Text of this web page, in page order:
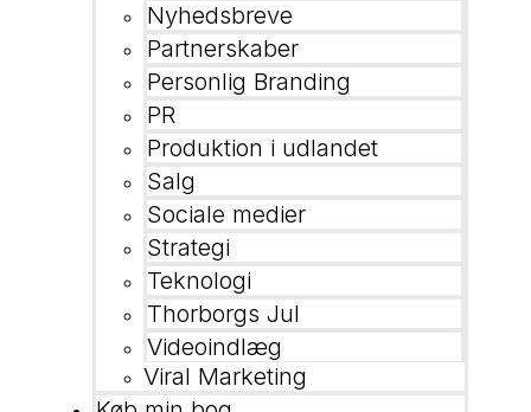
Nyhedsbreve
Partnerskaber
Personlig Branding
PR
Produktion i udlandet
Salg
Sociale medier
Strategi
Teknologi
Thorborgs Jul
Videoindlæg
Viral Marketing